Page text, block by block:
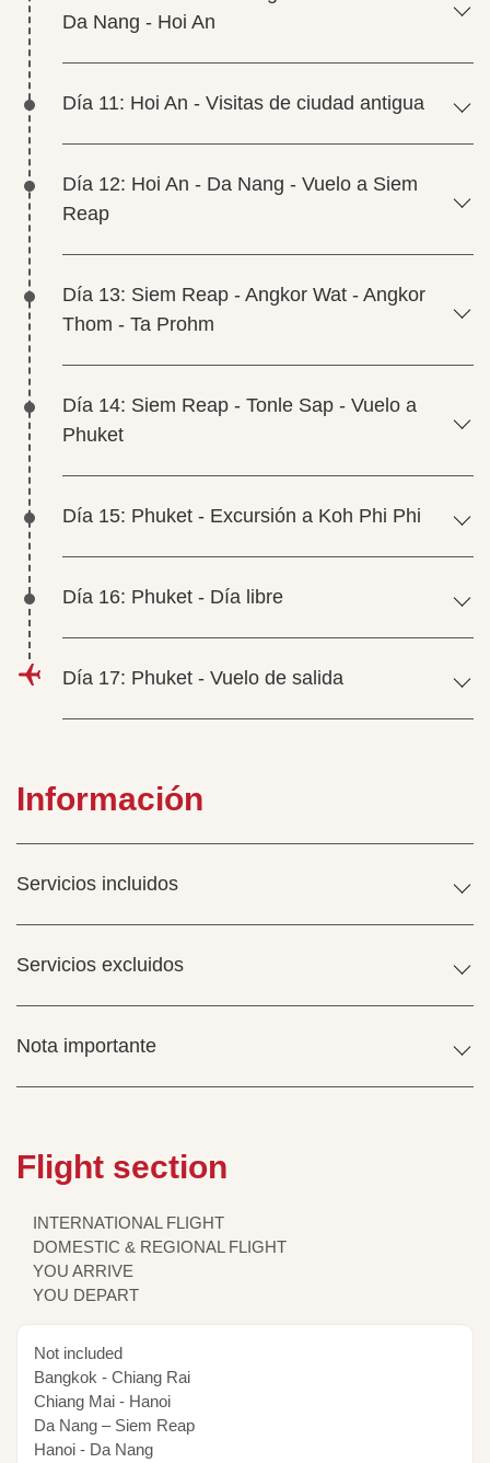
Da Nang - Hoi An
Día 11: Hoi An - Visitas de ciudad antigua
Día 12: Hoi An - Da Nang - Vuelo a Siem
Reap
Día 13: Siem Reap - Angkor Wat - Angkor
Thom - Ta Prohm
Día 14: Siem Reap - Tonle Sap - Vuelo a
Phuket
Día 15: Phuket - Excursión a Koh Phi Phi
Día 16: Phuket - Día libre
Día 17: Phuket - Vuelo de salida
Información
Servicios incluidos
Servicios excluidos
Nota importante
Flight section
INTERNATIONAL FLIGHT
DOMESTIC & REGIONAL FLIGHT
YOU ARRIVE
YOU DEPART
Not included
Bangkok - Chiang Rai
Chiang Mai - Hanoi
Da Nang – Siem Reap
Hanoi - Da Nang